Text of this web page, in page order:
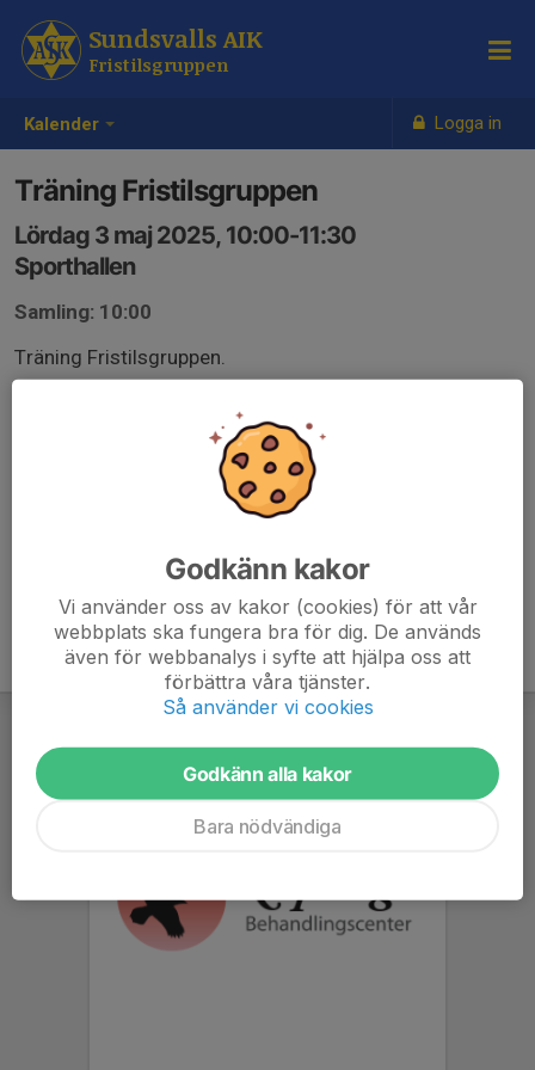
Kalender Logga in
Sundsvalls AIK
Fristilsgruppen
Träning Fristilsgruppen
Lördag 3 maj 2025, 10:00-11:30
Sporthallen
Samling: 10:00
Träning Fristilsgruppen.
Godkänn kakor
Vi använder oss av kakor (cookies) för att vår
webbplats ska fungera bra för dig. De används
även för webbanalys i syfte att hjälpa oss att
förbättra våra tjänster.
Så använder vi cookies
Godkänn alla kakor
Bara nödvändiga